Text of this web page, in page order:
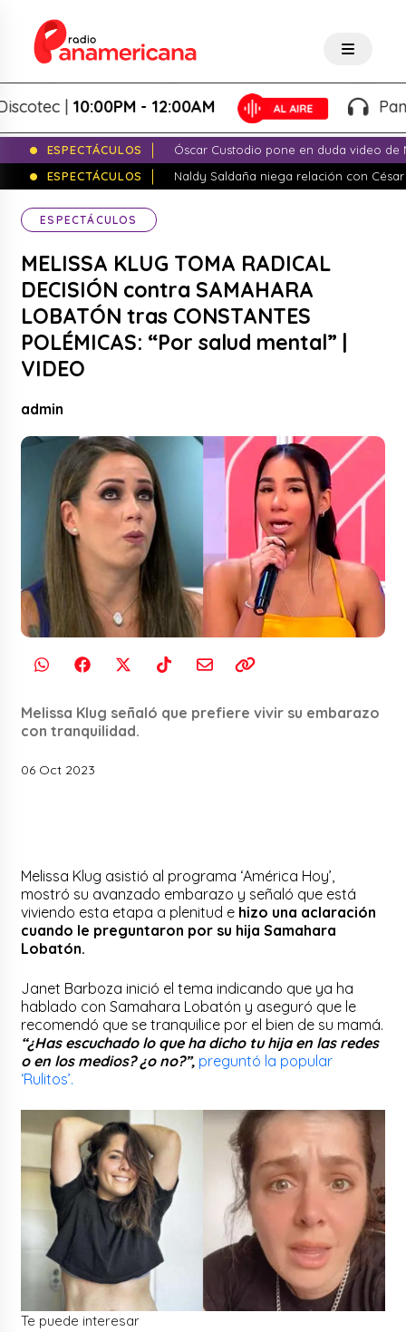
|10:00PM - 12:00AM
ESPECTÁCULOS
Óscar Custodio pone en duda video de
ESPECTÁCULOS
Naldy Saldaña niega relación con
ESPECTÁCULOS
MELISSA KLUG TOMA RADICAL
DECISIÓN contra SAMAHARA
LOBATÓN tras CONSTANTES
POLÉMICAS: “Por salud mental” |
VIDEO
admin
Melissa Klug señaló que prefiere vivir su embarazo
con tranquilidad.
06 Oct 2023
Melissa Klug asistió al programa ‘América Hoy’,
mostró su avanzado embarazo y señaló que está
viviendo esta etapa a plenitud e hizo una aclaración
cuando le preguntaron por su hija Samahara
Lobatón.
Janet Barboza inició el tema indicando que ya ha
hablado con Samahara Lobatón y aseguró que le
recomendó que se tranquilice por el bien de su mamá.
“¿Has escuchado lo que ha dicho tu hija en las redes
o en los medios? ¿o no?”, preguntó la popular
‘Rulitos’.
Te puede interesar